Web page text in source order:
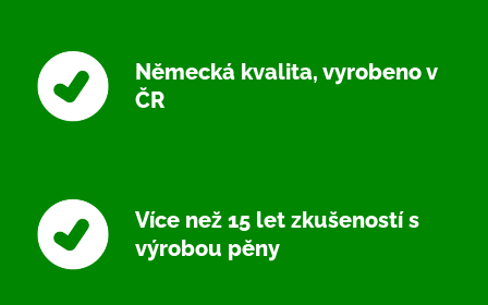
Německá kvalita, vyrobeno v
ČR
Více než 15 let zkušeností s
výrobou pěny